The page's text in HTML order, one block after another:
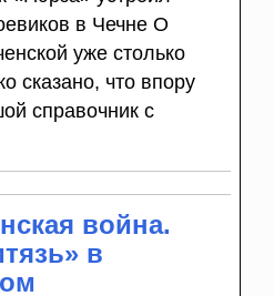
в Чечне О
уже столько
сказано, что впору
справочник с
война.
в